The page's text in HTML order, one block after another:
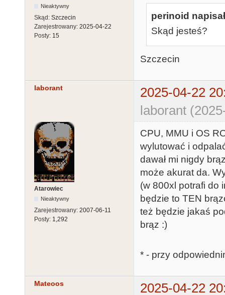
Nieaktywny
Skąd: Szczecin
Zarejestrowany: 2025-04-22
Posty: 15
perinoid
Skąd jesteś?
Szczecin
laborant
2025-04-22
laborant
Atarowiec
Nieaktywny
Zarejestrowany: 2007-06-11
Posty: 1,292
CPU, MMU i OS
wylutować i
dawał mi nigdy
może akurat da.
(w 800xl potrafi do
będzie to TEN
też będzie jakaś
brąz :)
* - przy
Mateoos 2025-04-22